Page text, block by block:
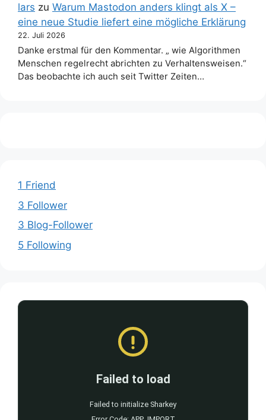
lars zu Warum Mastodon anders klingt als X –
eine neue Studie liefert eine mögliche Erklärung
22. Juli 2026
Danke erstmal für den Kommentar. „ wie Algorithmen
Menschen regelrecht abrichten zu Verhaltensweisen.“
Das beobachte ich auch seit Twitter Zeiten…
1 Friend
3 Follower
3 Blog-Follower
5 Following